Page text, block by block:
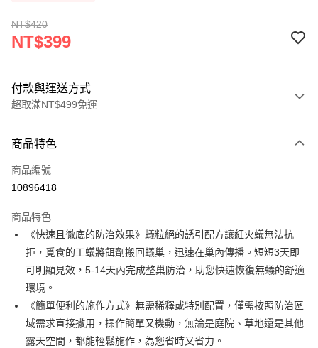
Hydramethylnon 0.73% w/w
NT$420
NT$399
付款與運送方式
超取滿NT$499免運
信用卡一次付款
超商取貨付款
Apple Pay
街口支付
悠遊付
Google Pay
AFTEE先享後付
商品特色
商品編號
10896418
商品特色
《快速且徹底的防治效果》蟻粒絕的誘引配方讓紅火蟻無法抗
拒，覓食的工蟻將餌劑搬回蟻巢，迅速在巢內傳播。短短3天即
可明顯見效，5-14天內完成整巢防治，助您快速恢復無蟻的舒適
環境。
《簡單便利的施作方式》無需稀釋或特別配置，僅需按照防治區
域需求直接撒用，操作簡單又機動，無論是庭院、草地還是其他
露天空間，都能輕鬆施作，為您省時又省力。